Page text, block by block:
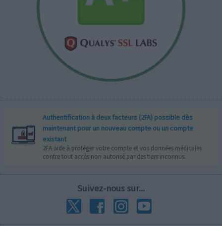
Authentification à deux facteurs (2FA) possible dès
maintenant pour un nouveau compte ou un compte
existant
2FA aide à protéger votre compte et vos données médicales
contre tout accès non autorisé par des tiers inconnus.
Suivez-nous sur...